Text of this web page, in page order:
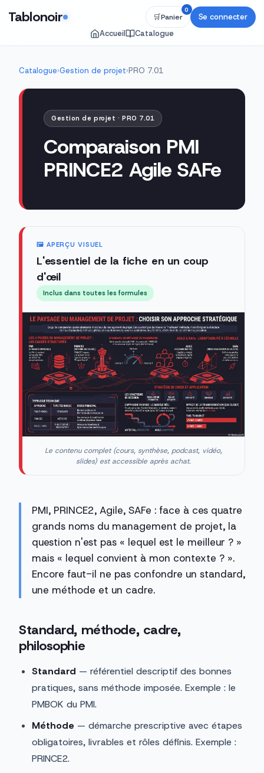
Tablonoir
Accueil Catalogue
🛒Panier
0
Se connecter
Catalogue›Gestion de projet›PRO 7.01
Gestion de projet · PRO 7.01
Comparaison PMI
PRINCE2 Agile SAFe
🖼️ APERÇU VISUEL
L'essentiel de la fiche en un coup
d'œil
Inclus dans toutes les formules
Le contenu complet (cours, synthèse, podcast, vidéo,
slides) est accessible après achat.
PMI, PRINCE2, Agile, SAFe : face à ces quatre
grands noms du management de projet, la
question n'est pas « lequel est le meilleur ? »
mais « lequel convient à mon contexte ? ».
Encore faut-il ne pas confondre un standard,
une méthode et un cadre.
Standard, méthode, cadre,
philosophie
Standard — référentiel descriptif des bonnes
pratiques, sans méthode imposée. Exemple : le
PMBOK du PMI.
Méthode — démarche prescriptive avec étapes
obligatoires, livrables et rôles définis. Exemple :
PRINCE2.